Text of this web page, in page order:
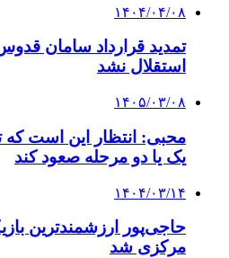
۱۴۰۴/۰۴/۰۸
تمدید قرارداد سامان قدوس
استقلال نشد
۱۴۰۵/۰۳/۰۸
محبی: انتظار این است که
یک یا دو مرحله صعود کند
۱۴۰۴/۰۳/۱۴
حاجی‌پور ارزشمندترین
مرکزی شد